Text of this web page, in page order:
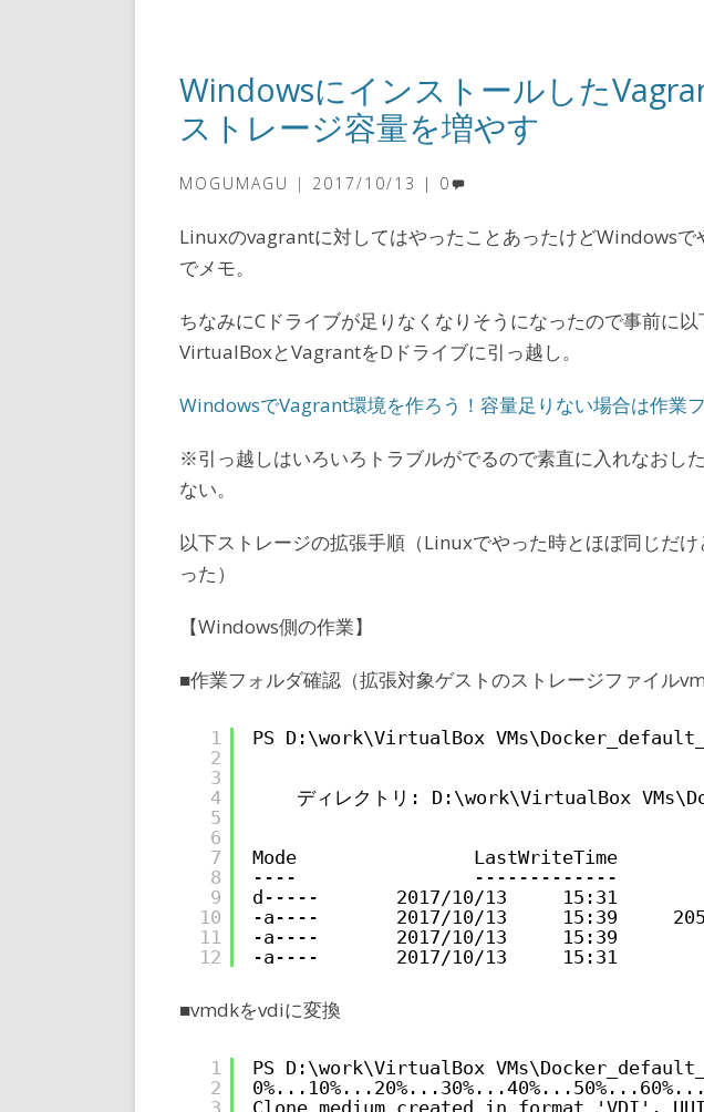
Windowsにインストールした
ストレージ容量を増やす
MOGUMAGU 2017/10/13 0
Linuxのvagrantに対してはやったことあったけどWindowsで
でメモ。
ちなみにCドライブが足りなくなりそうになったので事前に
VirtualBoxとVagrantをDドライブに引っ越し。
WindowsでVagrant環境を作ろう！容量足りない場合は作業
※引っ越しはいろいろトラブルがでるので素直に入れなおし
ない。
以下ストレージの拡張手順（Linuxでやった時とほぼ同じだ
った）
【Windows側の作業】
■作業フォルダ確認（拡張対象ゲストのストレージファイル
1
2
3
4
5
6
7
8
9
10
11
12
PS D:\work\VirtualBox
ディレクトリ: D:\work\VirtualBox
Mode                LastWriteTime
----                -------------
d-----       2017/10/13     15:31
-a----       2017/10/13     15:39
-a----       2017/10/13     15:39
-a----       2017/10/13     15:31
■vmdkをvdiに変換
1
2
3
PS D:\work\VirtualBox
Clone medium created in format 'VDI'.